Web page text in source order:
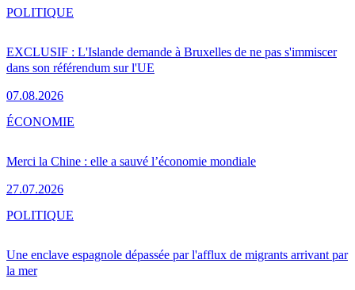
EXCLUSIF : L'Islande demande à Bruxelles de ne pas s'immiscer
dans son référendum sur l'UE
07.08.2026
POLITIQUE
Merci la Chine : elle a sauvé l’économie mondiale
27.07.2026
ÉCONOMIE
Une enclave espagnole dépassée par l'afflux de migrants arrivant par
la mer
POLITIQUE